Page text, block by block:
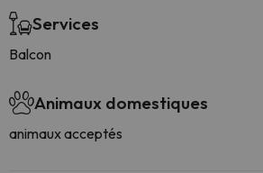
Services
Balcon
Animaux domestiques
animaux acceptés